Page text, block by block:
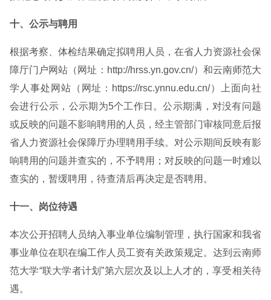
十、公示与聘用
根据考察、体检结果确定拟聘用人员，在省人力资源社会保
障厅门户网站（网址：http://hrss.yn.gov.cn/）和云南师范大
学人事处网站（网址：https://rsc.ynnu.edu.cn/）上面向社
会进行公示，公示期为5个工作日。公示期满，对没有问题
或反映的问题不影响聘用的人员，经主管部门审核同意后报
省人力资源社会保障厅办理聘用手续。对公示期间反映有影
响聘用的问题并查实的，不予聘用；对反映的问题一时难以
查实的，暂缓聘用，待查清后再决定是否聘用。
十一、岗位待遇
本次公开招聘人员纳入事业单位编制管理，执行国家和我省
事业单位在职在编工作人员工资有关政策规定。达到云南师
范大学“联大学者计划”第六层次及以上人才的，享受相关待
遇。